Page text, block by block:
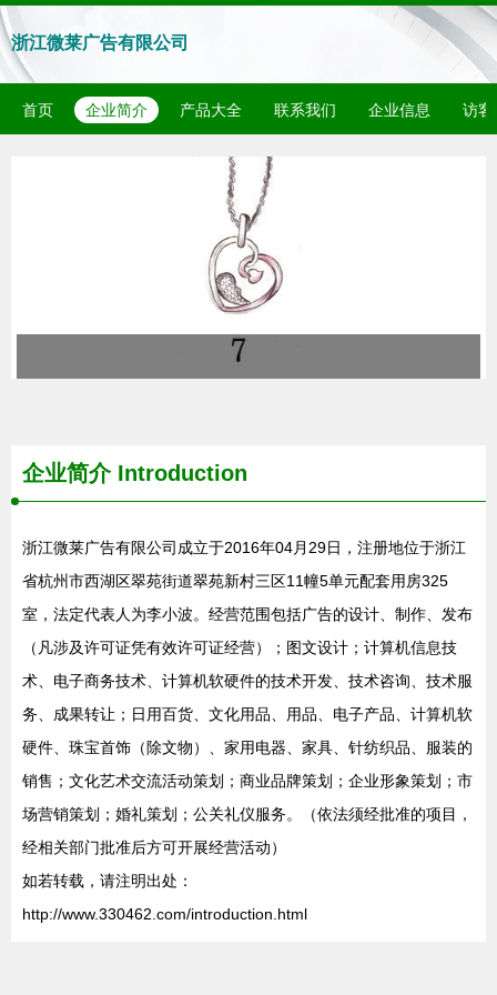
浙江微莱广告有限公司
首页 企业简介 产品大全 联系我们 企业信息 访客
企业简介 Introduction
浙江微莱广告有限公司成立于2016年04月29日，注册地位于浙江
省杭州市西湖区翠苑街道翠苑新村三区11幢5单元配套用房325
室，法定代表人为李小波。经营范围包括广告的设计、制作、发布
（凡涉及许可证凭有效许可证经营）；图文设计；计算机信息技
术、电子商务技术、计算机软硬件的技术开发、技术咨询、技术服
务、成果转让；日用百货、文化用品、用品、电子产品、计算机软
硬件、珠宝首饰（除文物）、家用电器、家具、针纺织品、服装的
销售；文化艺术交流活动策划；商业品牌策划；企业形象策划；市
场营销策划；婚礼策划；公关礼仪服务。（依法须经批准的项目，
经相关部门批准后方可开展经营活动）
如若转载，请注明出处：
http://www.330462.com/introduction.html